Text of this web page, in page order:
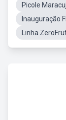
Picole
Inauguração
Linha